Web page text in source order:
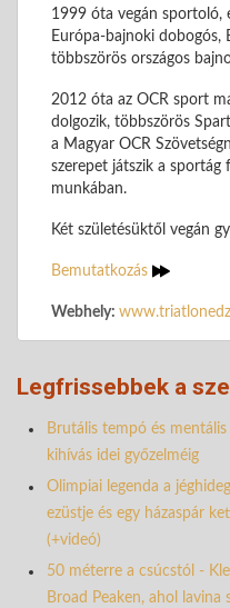
1999 óta vegán sportoló,
Európa-bajnoki dobogós,
többszörös országos
2012 óta az OCR sport
dolgozik, többszörös
a Magyar OCR
szerepet játszik a sportág
munkában.
Két születésüktől vegán
Bemutatkozás
Webhely:
Legfrissebbek a
Brutális tempó és
kihívás idei győzelméig
Olimpiai legenda a
ezüstje és egy házaspár
(+videó)
50 méterre a csúcstól -
Broad Peaken, ahol